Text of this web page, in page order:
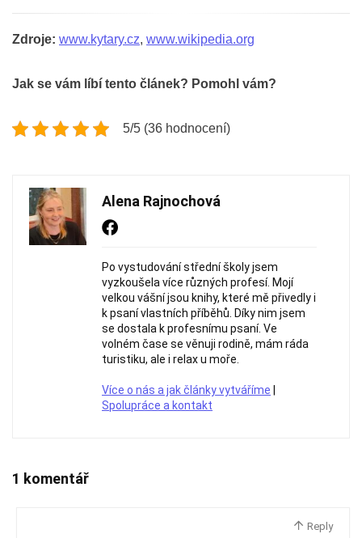
Zdroje: www.kytary.cz, www.wikipedia.org
Jak se vám líbí tento článek? Pomohl vám?
5/5 (36 hodnocení)
Alena Rajnochová
Po vystudování střední školy jsem
vyzkoušela více různých profesí. Mojí
velkou vášní jsou knihy, které mě přivedly i
k psaní vlastních příběhů. Díky nim jsem
se dostala k profesnímu psaní. Ve
volném čase se věnuji rodině, mám ráda
turistiku, ale i relax u moře.
Více o nás a jak články vytváříme
Spolupráce a kontakt
1 komentář
Reply